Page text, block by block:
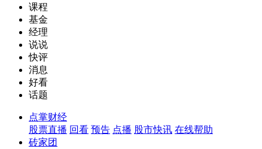
课程
基金
经理
说说
快评
消息
好看
话题
点掌财经
股票直播 回看 预告 点播 股市快讯 在线帮助
砖家团